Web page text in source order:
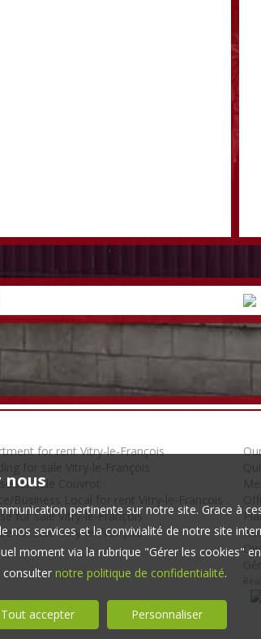
for rent Vitry-le-François
for sale Couvrot
for sale Vitry-le-François
for sale Vitry-le-François
pertinente sur notre site. Grace à
services et la convivialité de notre site
moment via la rubrique "Gérer les cookies"
consulter notre politique de confidentialité.
Tout accepter Personnaliser